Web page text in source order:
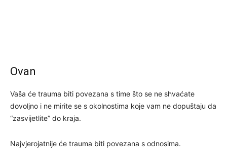
Ovan
Vaša će trauma biti povezana s time što se ne shvaćate
dovoljno i ne mirite se s okolnostima koje vam ne dopuštaju da
“zasvijetlite” do kraja.
Najvjerojatnije će trauma biti povezana s odnosima.